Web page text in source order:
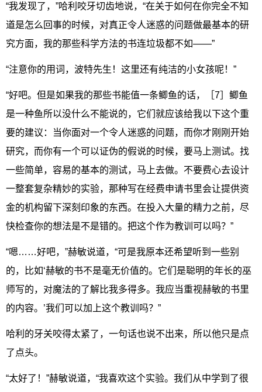
“我发现了，”哈利咬牙切齿地说，“在关于如何在你完全不知
道是怎么回事的时候，对真正令人迷惑的问题做最基本的研
究方面，我的那些科学方法的书连垃圾都不如——”
“注意你的用词，波特先生！这里还有纯洁的小女孩呢！”
“好吧。但是如果我的那些书能值一条鲫鱼的话，［7］鲫鱼
是一种鱼所以没什么不能说的，它们就应该给我以下这个重
要的建议：当你面对一个令人迷惑的问题，而你才刚刚开始
研究，而你有一个可以证伪的假说的时候，要马上测试。找
一些简单，容易的基本的测试，马上去做。不要费心去设计
一整套复杂精妙的实验，那种写在经费申请书里会让提供资
金的机构留下深刻印象的东西。在投入大量的精力之前，尽
快检查你的想法是不是错的。把这个作为教训可以吗？”
“嗯……好吧，”赫敏说道，“可是我原本还希望听到一些别
的，比如‘赫敏的书不是毫无价值的。它们是聪明的年长的巫
师写的，对魔法的了解比我多得多。我应当重视赫敏的书里
的内容。’我们可以加上这个教训吗？”
哈利的牙关咬得太紧了，一句话也说不出来，所以他只是点
了点头。
“太好了！”赫敏说道，“我喜欢这个实验。我们从中学到了很